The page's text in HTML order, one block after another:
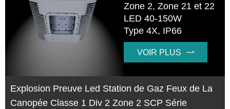
Zone 2, Zone 21 et 22
LED 40-150W
Type 4X, IP66
VOIR PLUS 
Explosion Preuve Led Station de Gaz Feux de La
Canopée Classe 1 Div 2 Zone 2 SCP Série